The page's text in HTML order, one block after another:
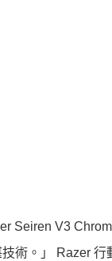
Seiren V3
術。」 Razer